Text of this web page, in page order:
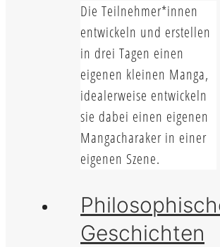
Die Teilnehmer*innen
entwickeln und erstellen
in drei Tagen einen
eigenen kleinen Manga,
idealerweise entwickeln
sie dabei einen eigenen
Mangacharaker in einer
eigenen Szene.
Geschichten